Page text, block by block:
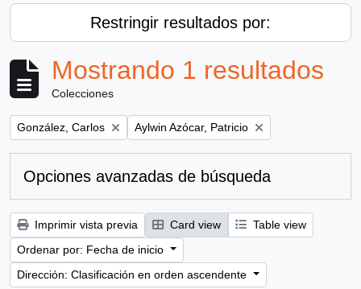
Restringir resultados por:
Mostrando 1 resultados
Colecciones
Remove filter:
González, Carlos Remove filter:
Aylwin Azócar, Patricio
Opciones avanzadas de búsqueda
Imprimir vista previa Card view
Table view
Ordenar por: Fecha de inicio
Dirección: Clasificación en orden ascendente